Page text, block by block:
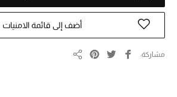
النساء
الحقائب النسائية
أضف إلى قائمة الامنيات
مشاركة